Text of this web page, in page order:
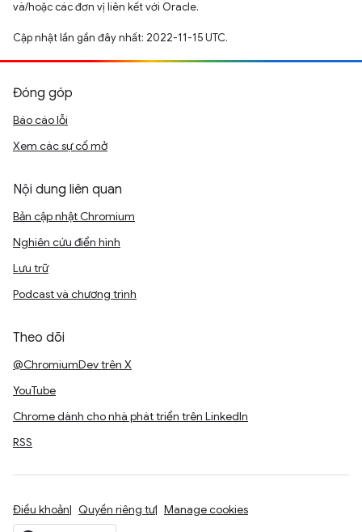
và/hoặc các đơn vị liên kết với Oracle.
Cập nhật lần gần đây nhất: 2022-11-15 UTC.
Đóng góp
Báo cáo lỗi
Xem các sự cố mở
Nội dung liên quan
Bản cập nhật Chromium
Nghiên cứu điển hình
Lưu trữ
Podcast và chương trình
Theo dõi
@ChromiumDev trên X
YouTube
Chrome dành cho nhà phát triển trên LinkedIn
RSS
Điều khoản Quyền riêng tư Manage cookies